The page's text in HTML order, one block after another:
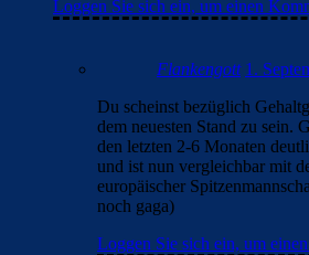
Loggen Sie sich ein, um einen
Flankengott 1.
Du scheinst bezüglich
dem neuesten Stand zu sein.
den letzten 2-6 Monaten
und ist nun vergleichbar mit
europäischer
noch gaga)
Loggen Sie sich ein, um